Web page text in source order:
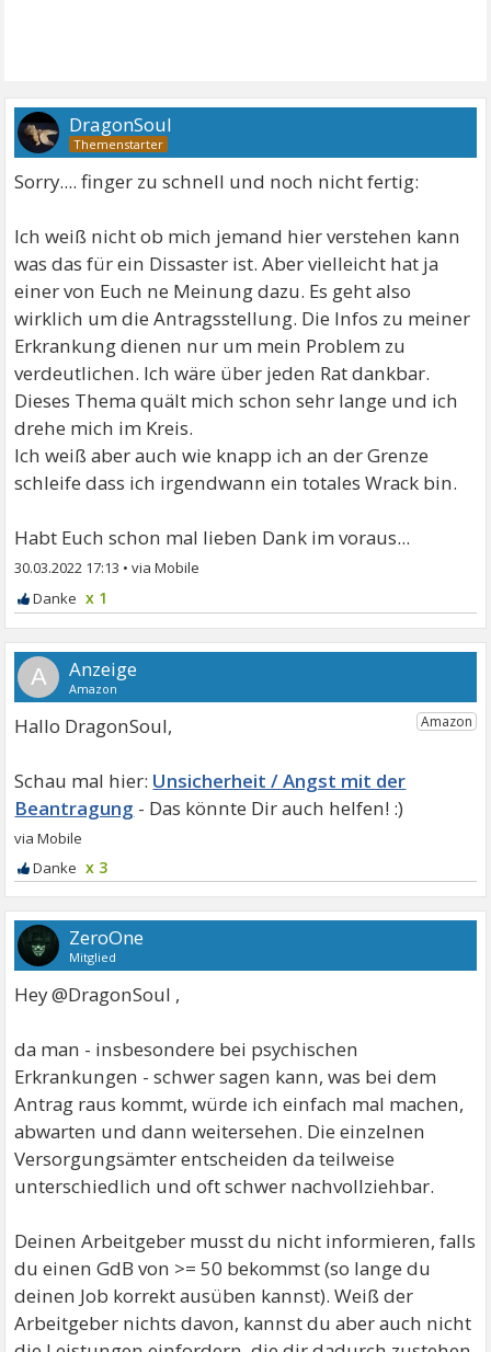
DragonSoul
Sorry.... finger zu schnell und noch nicht fertig:
Ich weiß nicht ob mich jemand hier verstehen kann
was das für ein Dissaster ist. Aber vielleicht hat ja
einer von Euch ne Meinung dazu. Es geht also
wirklich um die Antragsstellung. Die Infos zu meiner
Erkrankung dienen nur um mein Problem zu
verdeutlichen. Ich wäre über jeden Rat dankbar.
Dieses Thema quält mich schon sehr lange und ich
drehe mich im Kreis.
Ich weiß aber auch wie knapp ich an der Grenze
schleife dass ich irgendwann ein totales Wrack bin.
Habt Euch schon mal lieben Dank im voraus...
30.03.2022 17:13 •
x 1
A
Hallo DragonSoul,
Unsicherheit / Angst mit der
Beantragung
x 3
ZeroOne
Mitglied
Hey @DragonSoul ,
da man - insbesondere bei psychischen
Erkrankungen - schwer sagen kann, was bei dem
Antrag raus kommt, würde ich einfach mal machen,
abwarten und dann weitersehen. Die einzelnen
Versorgungsämter entscheiden da teilweise
unterschiedlich und oft schwer nachvollziehbar.
Deinen Arbeitgeber musst du nicht informieren, falls
du einen GdB von >= 50 bekommst (so lange du
deinen Job korrekt ausüben kannst). Weiß der
Arbeitgeber nichts davon, kannst du aber auch nicht